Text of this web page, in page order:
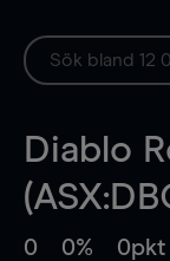
Diablo
0 0% 0pkt